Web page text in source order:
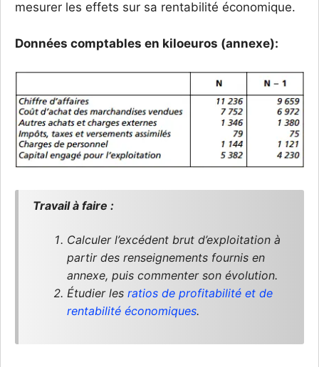
mesurer les effets sur sa rentabilité économique.
Données comptables en kiloeuros (annexe):
Travail à faire :
Calculer l’excédent brut d’exploitation à
partir des renseignements fournis en
annexe, puis commenter son évolution.
Étudier les ratios de profitabilité et de
rentabilité économiques.